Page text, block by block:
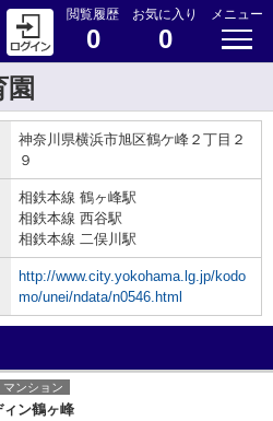
閲覧履歴
0
お気に入り
0
メニュー
園
神奈川県横浜市旭区鶴ケ峰２丁目２
９
相鉄本線 鶴ヶ峰駅
相鉄本線 西谷駅
相鉄本線 二俣川駅
http://www.city.yokohama.lg.jp/kodo
mo/unei/ndata/n0546.html
マンション
ィン鶴ヶ峰